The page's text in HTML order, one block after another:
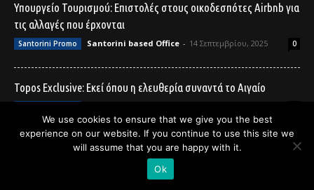
Υπουργείο Τουρισμού: Επιστολές στους οικοδεσπότες Airbnb για
τις αλλαγές που έρχονται
Santorini Promo Santorini based Office - 14 Σεπτεμβρίου, 2025 0
Topos Exclusive: Εκεί όπου η ελευθερία συναντά το Αιγαίο
POPULAR CATEGORIES
We use cookies to ensure that we give you the best
experience on our website. If you continue to use this site we
will assume that you are happy with it.
Ok